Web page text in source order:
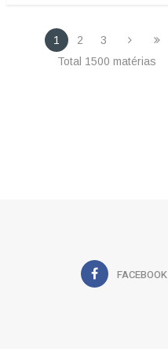
1 2
3
Total 1500 matérias
FACEBOOK